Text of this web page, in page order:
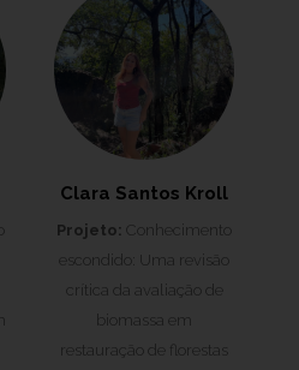
Clara Santos Kroll
Projeto: Conhecimento
escondido: Uma revisão
crítica da avaliação de
biomassa em
restauração de florestas